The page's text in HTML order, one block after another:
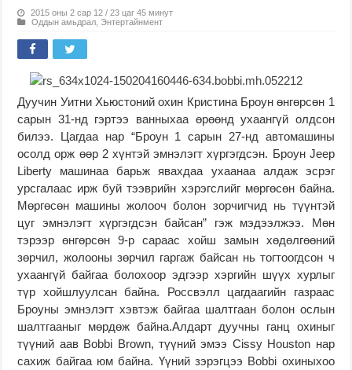
2015 оны 2 сар 12 / 23 цаг 45 минут
Оддын амьдрал Энтертайнмент
Дуучин Уитни Хьюстоний охин Кристина Броун өнгөрсөн 1
сарын 31-нд гэртээ ванныхаа өрөөнд ухаангүй олдсон
билээ. Цагдаа нар “Броун 1 сарын 27-нд автомашины
осолд орж өөр 2 хүнтэй эмнэлэгт хүргэгдсэн. Броун Jeep
Liberty машинаа барьж явахдаа ухаанаа алдаж эсрэг
урсгалаас ирж буй тээврийн хэрэгслийг мөргөсөн байна.
Мөргөсөн машины жолооч болон зорчигчид нь түүнтэй
цуг эмнэлэгт хүргэгдсэн байсан” гэж мэдээлжээ. Мөн
тэрээр өнгөрсөн 9-р сараас хойш замын хөдөлгөөний
зөрчил, жолооны зөрчил гаргаж байсан нь тогтоогдсон ч
ухаангүй байгаа болохоор эдгээр хэргийн шүүх хурлыг
түр хойшлуулсан байна. Россвэлл цагдаагийн газраас
Броуны эмнэлэгт хэвтэж байгаа шалтгаан болон ослын
шалтгааныг мөрдөж байна.Алдарт дуучны ганц охиныг
түүний аав Bobbi Brown, түүний эмээ Cissy Houston нар
сахиж байгаа юм байна. Үүний зэрэгцээ Bobbi охиныхоо